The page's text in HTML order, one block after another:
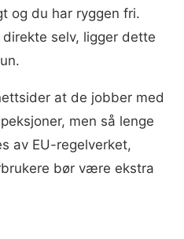
og du har ryggen fri.
selv, ligger dette
at de jobber med
men så lenge
av EU-regelverket,
bør være ekstra